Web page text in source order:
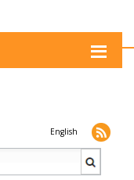
English